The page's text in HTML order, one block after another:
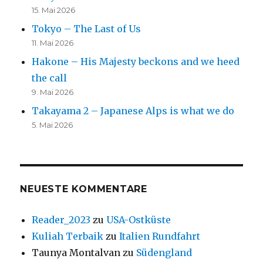
15. Mai 2026
Tokyo – The Last of Us
11. Mai 2026
Hakone – His Majesty beckons and we heed
the call
9. Mai 2026
Takayama 2 – Japanese Alps is what we do
5. Mai 2026
NEUESTE KOMMENTARE
Reader_2023 zuUSA-Ostküste
Kuliah Terbaik zuItalien Rundfahrt
Taunya Montalvan zu Südengland